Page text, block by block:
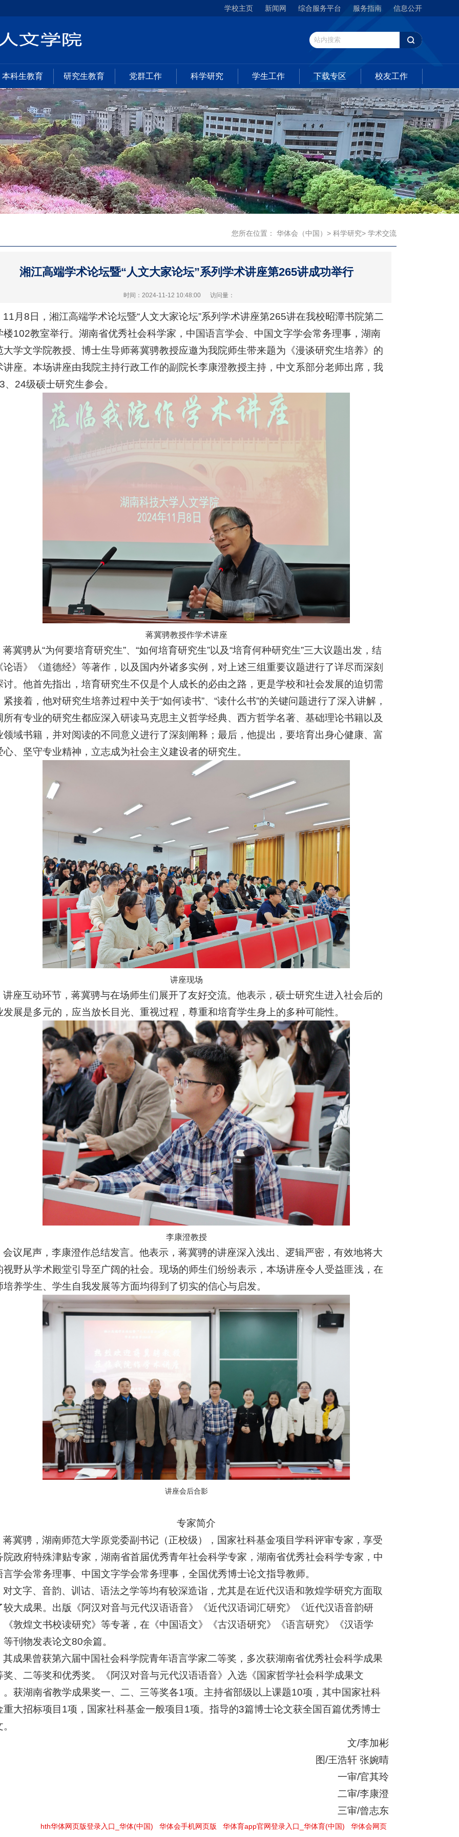
学校主页 新闻网 综合服务平台 服务指南 信息公开
本科生教育 研究生教育 党群工作 科学研究 学生工作 下载专区 校友工作
您所在位置： 华体会（中国） > 科学研究> 学术交流
湘江高端学术论坛暨“人文大家论坛”系列学术讲座第265讲成功举行
时间：2024-11-12 10:48:00 访问量：
11月8日，湘江高端学术论坛暨“人文大家论坛”系列学术讲座第265讲在我校昭潭书院第二
楼102教室举行。湖南省优秀社会科学家，中国语言学会、中国文字学会常务理事，湖南
大学文学院教授、博士生导师蒋冀骋教授应邀为我院师生带来题为《漫谈研究生培养》的
讲座。本场讲座由我院主持行政工作的副院长李康澄教授主持，中文系部分老师出席，我
、24级硕士研究生参会。
蒋冀骋教授作学术讲座
蒋冀骋从“为何要培育研究生”、“如何培育研究生”以及“培育何种研究生”三大议题出发，结
论语》《道德经》等著作，以及国内外诸多实例，对上述三组重要议题进行了详尽而深刻
讨。他首先指出，培育研究生不仅是个人成长的必由之路，更是学校和社会发展的迫切需
紧接着，他对研究生培养过程中关于“如何读书”、“读什么书”的关键问题进行了深入讲解，
所有专业的研究生都应深入研读马克思主义哲学经典、西方哲学名著、基础理论书籍以及
领域书籍，并对阅读的不同意义进行了深刻阐释；最后，他提出，要培育出身心健康、富
心、坚守专业精神，立志成为社会主义建设者的研究生。
讲座现场
讲座互动环节，蒋冀骋与在场师生们展开了友好交流。他表示，硕士研究生进入社会后的
发展是多元的，应当放长目光、重视过程，尊重和培育学生身上的多种可能性。
李康澄教授
会议尾声，李康澄作总结发言。他表示，蒋冀骋的讲座深入浅出、逻辑严密，有效地将大
视野从学术殿堂引导至广阔的社会。现场的师生们纷纷表示，本场讲座令人受益匪浅，在
培养学生、学生自我发展等方面均得到了切实的信心与启发。
讲座会后合影
专家简介
蒋冀骋，湖南师范大学原党委副书记（正校级），国家社科基金项目学科评审专家，享受
院政府特殊津贴专家，湖南省首届优秀青年社会科学专家，湖南省优秀社会科学专家，中
言学会常务理事、中国文字学会常务理事，全国优秀博士论文指导教师。
对文字、音韵、训诂、语法之学等均有较深造诣，尤其是在近代汉语和敦煌学研究方面取
较大成果。出版《阿汉对音与元代汉语语音》《近代汉语词汇研究》《近代汉语音韵研
《敦煌文书校读研究》等专著，在《中国语文》《古汉语研究》《语言研究》《汉语学
等刊物发表论文80余篇。
其成果曾获第六届中国社会科学院青年语言学家二等奖，多次获湖南省优秀社会科学成果
奖、二等奖和优秀奖。《阿汉对音与元代汉语语音》入选《国家哲学社会科学成果文
。获湖南省教学成果奖一、二、三等奖各1项。主持省部级以上课题10项，其中国家社科
重大招标项目1项，国家社科基金一般项目1项。指导的3篇博士论文获全国百篇优秀博士
文/李加彬
图/王浩轩 张婉晴
一审/官其玲
二审/李康澄
三审/曾志东
hth华体网页版登录入口_华体(中国) 华体会手机网页版 华体育app官网登录入口_华体育(中国)
华体会网页